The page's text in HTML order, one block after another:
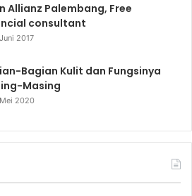
Allianz Palembang, Free
consultant
2017
Bagian Kulit dan Fungsinya
Masing
2020